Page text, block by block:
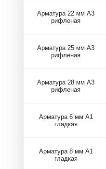
Арматура 22 мм А3
рифленая
Арматура 25 мм А3
рифленая
Арматура 28 мм А3
рифленая
Арматура 6 мм А1
гладкая
Арматура 8 мм А1
гладкая